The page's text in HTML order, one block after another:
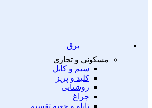
برق
مسکونی و تجاری
سیم و کابل
کلید و پریز
روشنایی
چراغ
تابلو و جعبه تقسیم